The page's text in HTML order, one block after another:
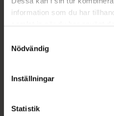
information som du har
samlat in när du har använt
återkalla ditt samtycke via
cookieinställningar. Ett
lagligheten av behandling
Nödvändig
Inställningar
Statistik
Jämförpris 1,21 kr/g